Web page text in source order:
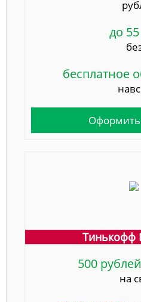
до
бесплатное
Тинькофф
500
на